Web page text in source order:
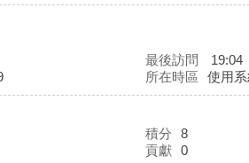
最後訪問
19:04
所在時區 使用
積分
8
貢獻 0